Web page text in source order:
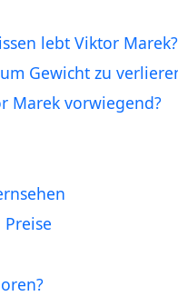
lebt Viktor Marek?
Gewicht zu
Marek vorwiegend?